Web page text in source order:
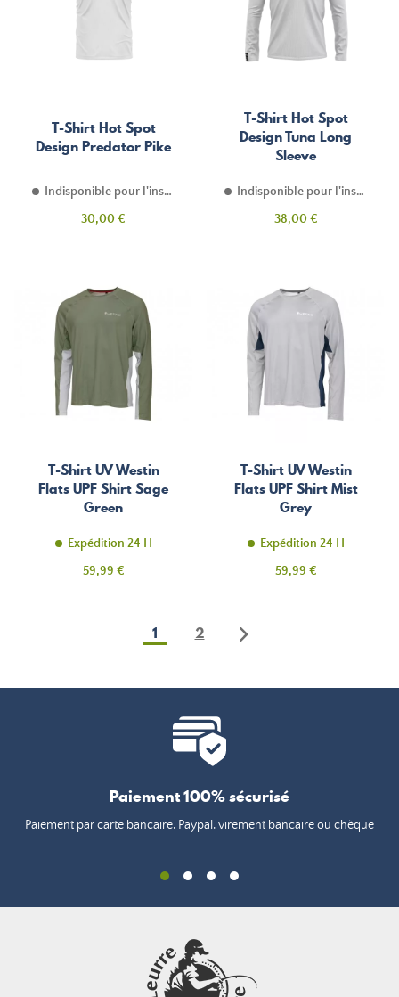
T-Shirt Hot Spot
Design Predator Pike
Indisponible pour l'instant
Prix
30,00 €
T-Shirt Hot Spot
Design Tuna Long
Sleeve
Indisponible pour l'instant
Prix
38,00 €
T-Shirt UV Westin
Flats UPF Shirt Sage
Green
Expédition 24 H
Prix
59,99 €
T-Shirt UV Westin
Flats UPF Shirt Mist
Grey
Expédition 24 H
Prix
59,99 €
1 2
Paiement 100% sécurisé
Paiement par carte bancaire, Paypal, virement bancaire ou chèque